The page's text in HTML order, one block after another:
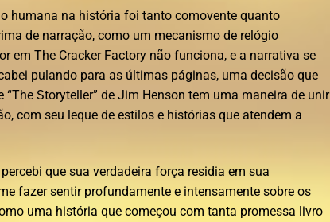
humana na história foi tanto comovente quanto
de narração, como um mecanismo de relógio
em The Cracker Factory não funciona, e a narrativa se
pulando para as últimas páginas, uma decisão que
Storyteller” de Jim Henson tem uma maneira de unir
com seu leque de estilos e histórias que atendem a
que sua verdadeira força residia em sua
fazer sentir profundamente e intensamente sobre os
uma história que começou com tanta promessa livro